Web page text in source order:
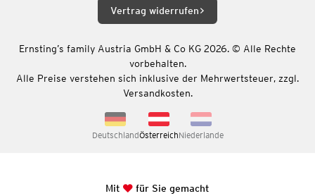
Vertrag widerrufen
Ernsting’s family Austria GmbH & Co KG 2026. © Alle Rechte
vorbehalten.
Alle Preise verstehen sich inklusive der Mehrwertsteuer, zzgl.
Versandkosten.
DeutschlandÖsterreichNiederlande
Mit für Sie gemacht